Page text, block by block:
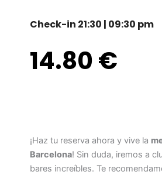
Check-in 21:30 | 09:30 pm
14.80€
¡Haz tu reserva ahora y vive la
Barcelona! Sin duda, iremos a
bares increíbles. Te